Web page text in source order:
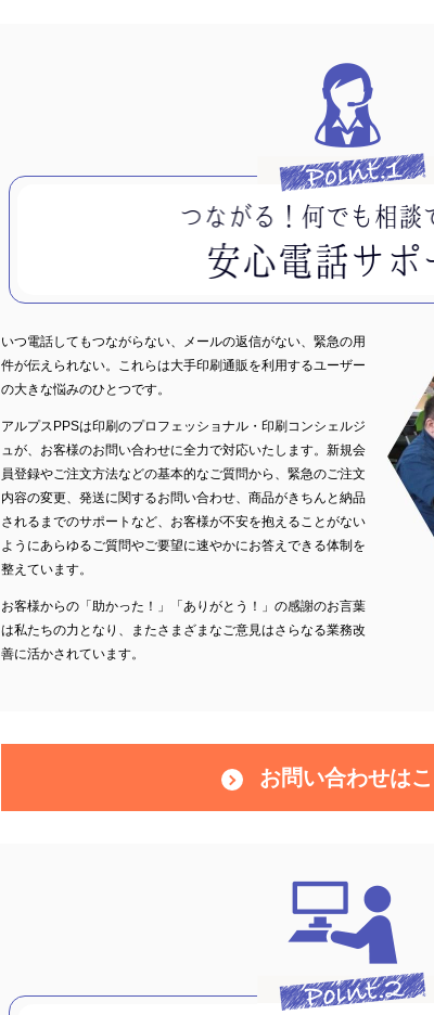
いつ電話してもつながらない、メールの返信がない、緊急の用
件が伝えられない。これらは大手印刷通販を利用するユーザー
の大きな悩みのひとつです。
アルプスPPSは印刷のプロフェッショナル・印刷コンシェルジ
ュが、お客様のお問い合わせに全力で対応いたします。新規会
員登録やご注文方法などの基本的なご質問から、緊急のご注文
内容の変更、発送に関するお問い合わせ、商品がきちんと納品
されるまでのサポートなど、お客様が不安を抱えることがない
ようにあらゆるご質問やご要望に速やかにお答えできる体制を
整えています。
お客様からの「助かった！」「ありがとう！」の感謝のお言葉
は私たちの力となり、またさまざまなご意見はさらなる業務改
善に活かされています。
お問い合わせは